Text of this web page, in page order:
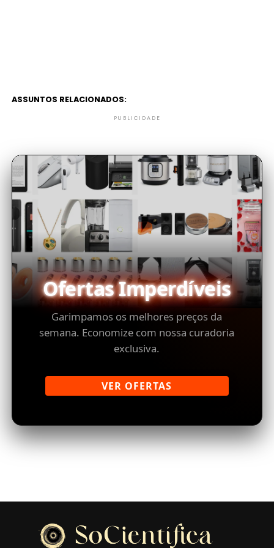
ASSUNTOS RELACIONADOS:
PUBLICIDADE
Ofertas Imperdíveis
Garimpamos os melhores preços da
semana. Economize com nossa curadoria
exclusiva.
VER OFERTAS